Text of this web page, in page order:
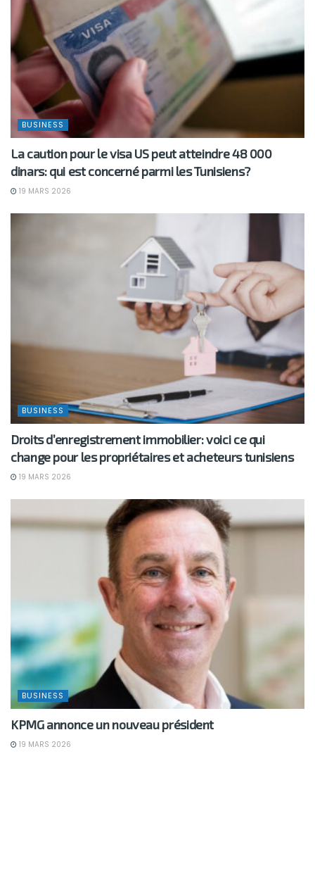
BUSINESS
La caution pour le visa US peut atteindre 48 000
dinars: qui est concerné parmi les Tunisiens?
19 MARS 2026
BUSINESS
Droits d’enregistrement immobilier: voici ce qui
change pour les propriétaires et acheteurs tunisiens
19 MARS 2026
BUSINESS
KPMG annonce un nouveau président
19 MARS 2026